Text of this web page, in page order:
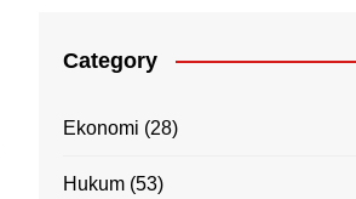
Category
Ekonomi (28)
Hukum (53)